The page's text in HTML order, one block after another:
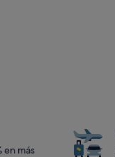
en más